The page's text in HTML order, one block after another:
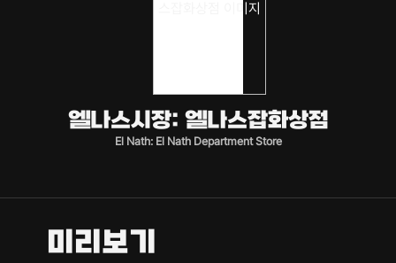
엘나스시장: 엘나스잡화상점
El Nath: El Nath Department Store
미리보기